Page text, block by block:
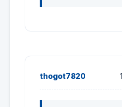
thogot7820